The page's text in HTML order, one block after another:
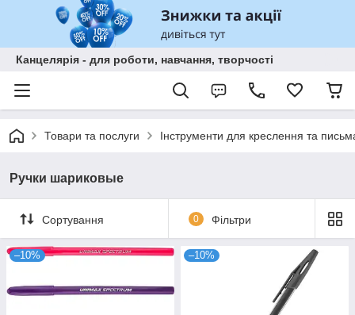
Канцелярія - для роботи, навчання, творчості
Товари та послуги Інструменти для креслення та
Ручки шариковые
Сортування 0 Фільтри
–10% –10%